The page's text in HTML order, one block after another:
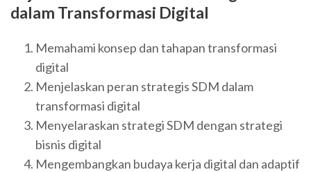
dalam Transformasi Digital
Memahami konsep dan tahapan transformasi
digital
Menjelaskan peran strategis SDM dalam
transformasi digital
Menyelaraskan strategi SDM dengan strategi
bisnis digital
Mengembangkan budaya kerja digital dan adaptif